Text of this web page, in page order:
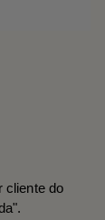
cliente do